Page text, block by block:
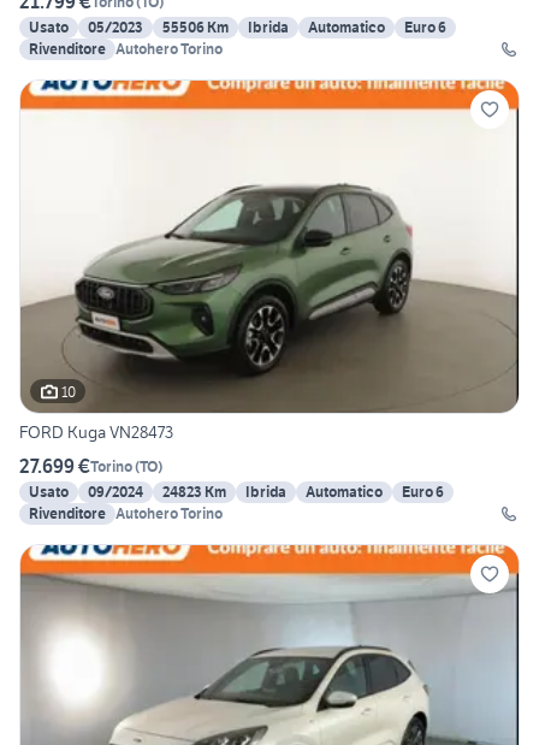
Usato
05/2023 55506 Km Ibrida Automatico
Euro 6
Rivenditore Autohero Torino
10
FORD Kuga VN28473
27.699 €Torino(TO)
Usato
09/2024 24823 Km Ibrida Automatico
Euro 6
Rivenditore Autohero Torino